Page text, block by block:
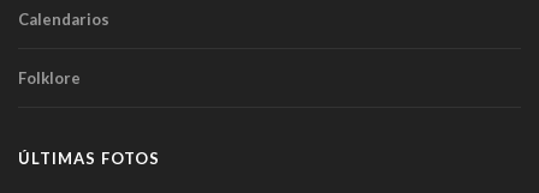
Calendarios
Folklore
ÚLTIMAS FOTOS